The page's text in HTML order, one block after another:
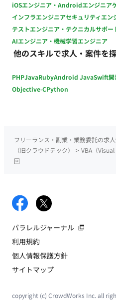
iOSエンジニア・Androidエンジニア
インフラエンジニアセキュリティエン
テストエンジニア・テクニカルサポー
AIエンジニア・機械学習エンジニア
他のスキルで求人・案件を
PHPJavaRubyAndroid JavaSwift
Objective-CPython
フリーランス・副業・業務委託の求
（旧クラウドテック）
> VBA（
回
パラレルジャーナル
利用規約
個人情報保護方針
サイトマップ
copyright (c) CrowdWorks Inc. all